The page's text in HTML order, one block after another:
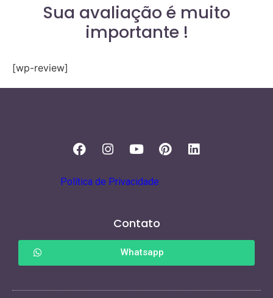
Sua avaliação é muito
importante !
[wp-review]
Política de Privacidade
Contato
Whatsapp